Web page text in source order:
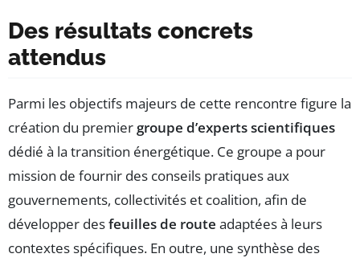
Des résultats concrets
attendus
Parmi les objectifs majeurs de cette rencontre figure la
création du premier groupe d’experts scientifiques
dédié à la transition énergétique. Ce groupe a pour
mission de fournir des conseils pratiques aux
gouvernements, collectivités et coalition, afin de
développer desfeuilles de route adaptées à leurs
contextes spécifiques. En outre, une synthèse des